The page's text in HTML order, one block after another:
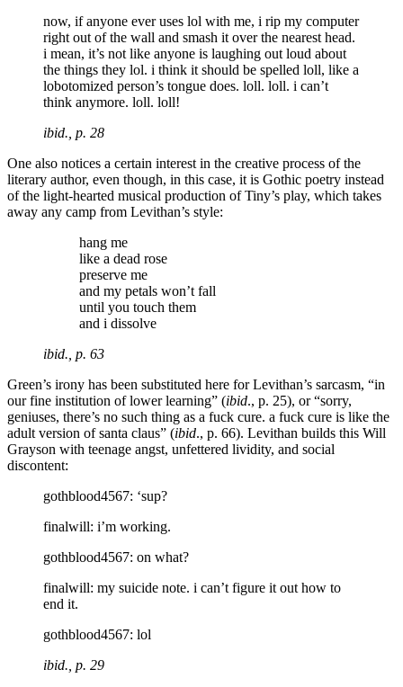
now, if anyone ever uses lol with me, i rip my computer
right out of the wall and smash it over the nearest head.
i mean, it’s not like anyone is laughing out loud about
the things they lol. i think it should be spelled loll, like a
lobotomized person’s tongue does. loll. loll. i can’t
think anymore. loll. loll!
ibid., p. 28
One also notices a certain interest in the creative process of the
literary author, even though, in this case, it is Gothic poetry instead
of the light-hearted musical production of Tiny’s play, which takes
away any camp from Levithan’s style:
hang me
like a dead rose
preserve me
and my petals won’t fall
until you touch them
and i dissolve
ibid., p. 63
Green’s irony has been substituted here for Levithan’s sarcasm, “in
our fine institution of lower learning” (ibid., p. 25), or “sorry,
geniuses, there’s no such thing as a fuck cure. a fuck cure is like the
adult version of santa claus” (ibid., p. 66). Levithan builds this Will
Grayson with teenage angst, unfettered lividity, and social
discontent:
gothblood4567: ‘sup?
finalwill: i’m working.
gothblood4567: on what?
finalwill: my suicide note. i can’t figure it out how to
end it.
gothblood4567: lol
ibid., p. 29